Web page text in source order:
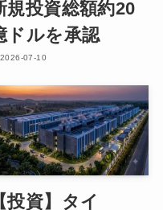
規投資総額約20
ドルを承認
2026-07-10
【投資】タイ